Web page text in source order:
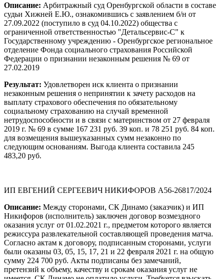
Описание: Арбитражный суд Оренбургской области в составе
судьи Хижней Е.Ю., ознакомившись с заявлением б/н от
27.09.2022 (поступило в суд 04.10.2022) общества с
ограниченной ответственностью "Детальсервис-С" к
Государственному учреждению - Оренбургское региональное
отделение Фонда социального страхования Российской
Федерации о признании незаконным решения № 69 от
27.02.2019
Результат: Удовлетворен иск клиента о признании
незаконным решения о непринятии к зачету расходов на
выплату страхового обеспечения по обязательному
социальному страхованию на случай временной
нетрудоспособности и в связи с материнством от 27 февраля
2019 г. № 69 в сумме 167 231 руб. 39 коп. и 78 251 руб. 84 коп.
для возмещения вышеуказанных сумм незаконно по
следующим основаниям. Выгода клиента составила 245
483,20 руб.
ИП ЕВГЕНИЙ СЕРГЕЕВИЧ НИКИФОРОВ А56-26817/2024
Описание: Между сторонами, СК Динамо (заказчик) и ИП
Никифоров (исполнитель) заключен договор возмездного
оказания услуг от 01.02.2021 г., предметом которого является
режиссура развлекательной составляющей проведения матча.
Согласно актам к договору, подписанным сторонами, услуги
были оказаны 03, 05, 15, 17, 21 и 22 февраля 2021 г. на общую
сумму 224 700 руб. Акты подписаны без замечаний,
претензий к объему, качеству и срокам оказания услуг не